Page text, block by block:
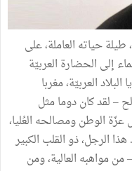
طيلةحياته العاملة،على
إلى الحضارة العربيّة
البلادالعربيّة،مغربا
–لقدكاندومامثل
عزّة الوطنومصالحه العُليا،
. هذا الرجل،ذوالقلب الكبير
–منمواهبه العالية،ومن